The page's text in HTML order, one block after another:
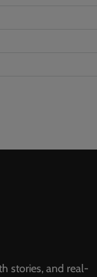
stories, and real-